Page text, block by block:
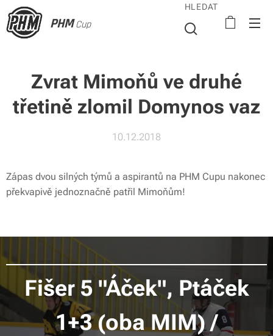
PHMCup
HLEDAT
Zvrat Mimoňů ve druhé
třetině zlomil Domynos vaz
10.12.2018
Zápas dvou silných týmů a aspirantů na PHM Cupu nakonec
překvapivě jednoznačně patřil Mimoňům!
Fišer 5 "Áček", Ptáček
1+3 (oba MIM) /